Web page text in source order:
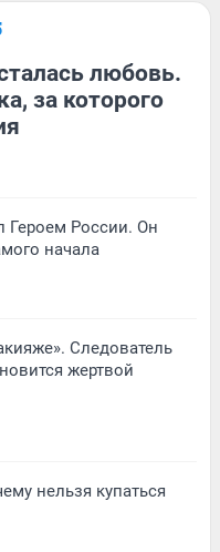
любовь.
за которого
Героем России. Он
начала
Следователь
жертвой
нельзя купаться